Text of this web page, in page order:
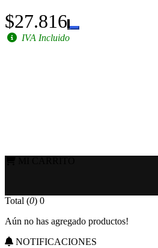
$27.816
IVA Incluido
Total (0) 0
Aún no has agregado productos!
NOTIFICACIONES